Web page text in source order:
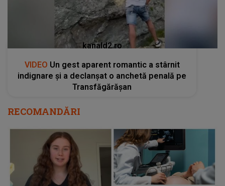
kanald2.ro
VIDEO Un gest aparent romantic a stârnit
indignare și a declanșat o anchetă penală pe
Transfăgărășan
RECOMANDĂRI